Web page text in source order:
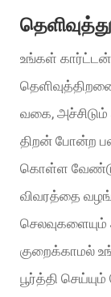
உங்கள் கார்ட்டன்
வகை,
திறன் போன்ற
கொள்ள
விவரத்தை
குறைக்காமல்
பூர்த்தி